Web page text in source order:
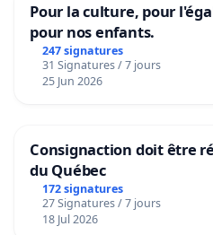
Pour la culture, pour
pour nos enfants.
247 signatures
31 Signatures / 7 jours
25 Jun 2026
Consignaction doit être
du Québec
172 signatures
27 Signatures / 7 jours
18 Jul 2026